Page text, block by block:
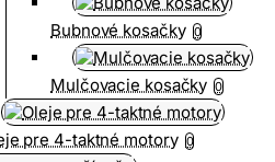
Bubnové kosačky 0
Mulčovacie kosačky 0
pre 4-taktné motory 0